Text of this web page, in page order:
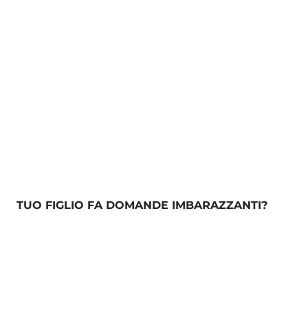
TUO FIGLIO FA DOMANDE IMBARAZZANTI?